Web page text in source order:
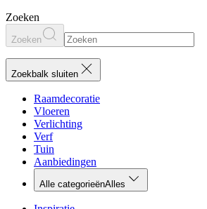
Zoeken
Zoeken
Zoekbalk sluiten
Raamdecoratie
Vloeren
Verlichting
Verf
Tuin
Aanbiedingen
Alle categorieënAlles